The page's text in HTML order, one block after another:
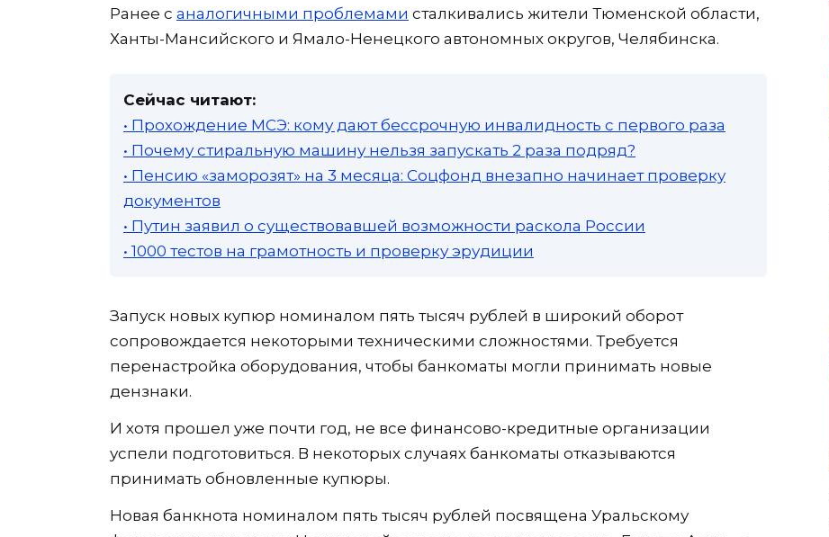
Ранее с аналогичными проблемами сталкивались жители Тюменской области,
Ханты-Мансийского и Ямало-Ненецкого автономных округов, Челябинска.
Сейчас читают:
• Прохождение МСЭ: кому дают бессрочную инвалидность с первого раза
• Почему стиральную машину нельзя запускать 2 раза подряд?
• Пенсию «заморозят» на 3 месяца: Соцфонд внезапно начинает проверку
документов
• Путин заявил о существовавшей возможности раскола России
• 1000 тестов на грамотность и проверку эрудиции
Запуск новых купюр номиналом пять тысяч рублей в широкий оборот
сопровождается некоторыми техническими сложностями. Требуется
перенастройка оборудования, чтобы банкоматы могли принимать новые
дензнаки.
И хотя прошел уже почти год, не все финансово-кредитные организации
успели подготовиться. В некоторых случаях банкоматы отказываются
принимать обновленные купюры.
Новая банкнота номиналом пять тысяч рублей посвящена Уральскому